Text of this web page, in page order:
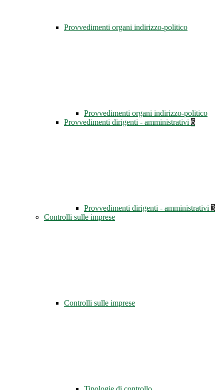
Provvedimenti organi indirizzo-politico
Provvedimenti organi indirizzo-politico
Provvedimenti dirigenti - amministrativi 6
Provvedimenti dirigenti - amministrativi 3
Controlli sulle imprese
Controlli sulle imprese